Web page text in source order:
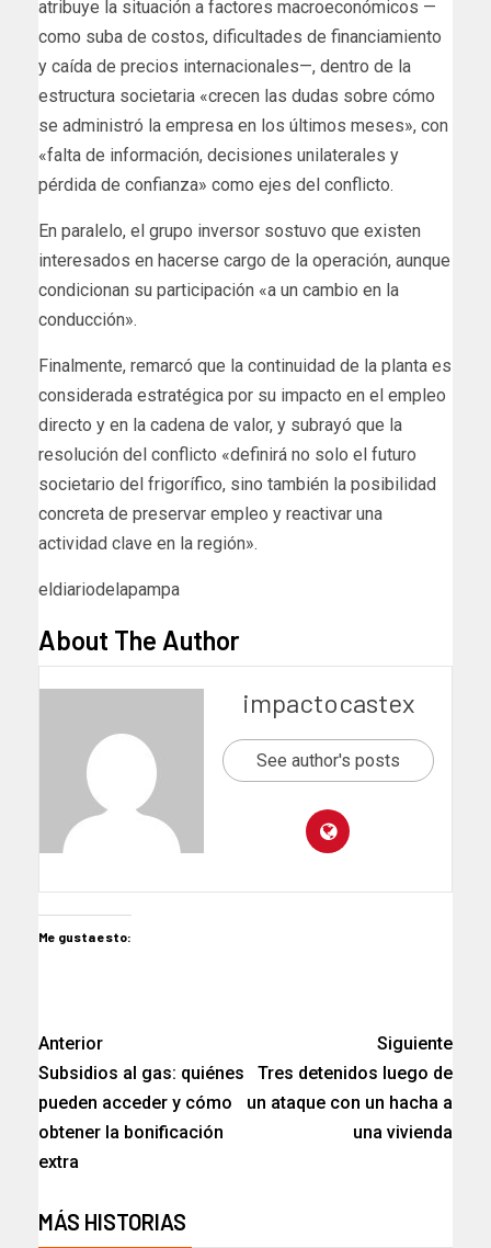
atribuye la situación a factores macroeconómicos —
como suba de costos, dificultades de financiamiento
y caída de precios internacionales—, dentro de la
estructura societaria «crecen las dudas sobre cómo
se administró la empresa en los últimos meses», con
«falta de información, decisiones unilaterales y
pérdida de confianza» como ejes del conflicto.
En paralelo, el grupo inversor sostuvo que existen
interesados en hacerse cargo de la operación, aunque
condicionan su participación «a un cambio en la
conducción».
Finalmente, remarcó que la continuidad de la planta es
considerada estratégica por su impacto en el empleo
directo y en la cadena de valor, y subrayó que la
resolución del conflicto «definirá no solo el futuro
societario del frigorífico, sino también la posibilidad
concreta de preservar empleo y reactivar una
actividad clave en la región».
eldiariodelapampa
About The Author
impactocastex
See author's posts
Me gusta esto:
Anterior
Subsidios al gas: quiénes
pueden acceder y cómo
obtener la bonificación
extra
Siguiente
Tres detenidos luego de
un ataque con un hacha a
una vivienda
MÁS HISTORIAS